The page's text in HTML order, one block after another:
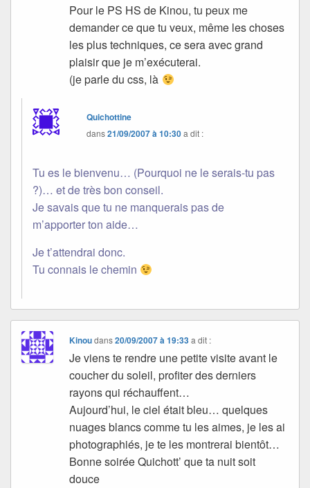
Pour le PS HS de Kinou, tu peux me
demander ce que tu veux, même les choses
les plus techniques, ce sera avec grand
plaisir que je m’exécuterai.
(je parle du css, là
Quichottine
dans21/09/2007 à 10:30a dit :
Tu es le bienvenu… (Pourquoi ne le serais-tu pas
?)… et de très bon conseil.
Je savais que tu ne manquerais pas de
m’apporter ton aide…
Je t’attendrai donc.
Tu connais le chemin
Kinoudans20/09/2007 à 19:33 a dit :
Je viens te rendre une petite visite avant le
coucher du soleil, profiter des derniers
rayons qui réchauffent…
Aujourd’hui, le ciel était bleu… quelques
nuages blancs comme tu les aimes, je les ai
photographiés, je te les montrerai bientôt…
Bonne soirée Quichott’ que ta nuit soit
douce